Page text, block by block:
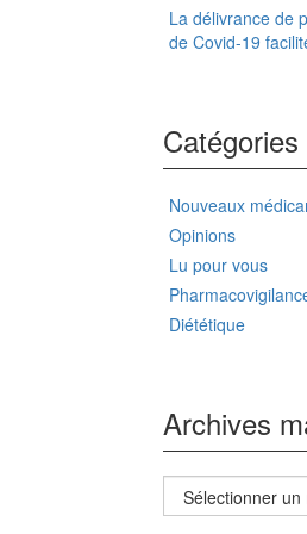
La délivrance de
de Covid-19
Nouveaux
Opinions
Lu pour vous
Diététique
Archives
Archives
magazine